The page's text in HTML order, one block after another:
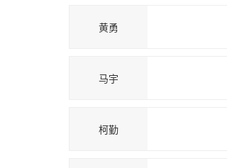
黄勇
马宇
柯勤